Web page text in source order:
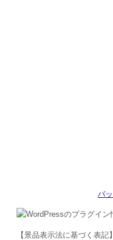
バ
【景品表示法に基づく表